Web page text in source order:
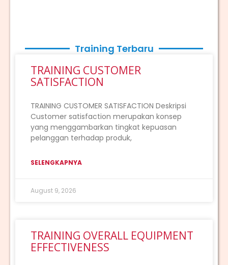
Training Terbaru
TRAINING CUSTOMER
SATISFACTION
TRAINING CUSTOMER SATISFACTION Deskripsi
Customer satisfaction merupakan konsep
yang menggambarkan tingkat kepuasan
pelanggan terhadap produk,
SELENGKAPNYA
August 9, 2026
TRAINING OVERALL EQUIPMENT
EFFECTIVENESS